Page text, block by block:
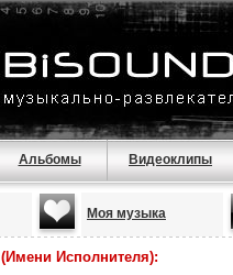
Альбомы Видеоклипы
Моя музыка
Исполнителя):